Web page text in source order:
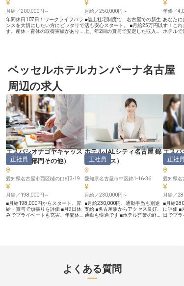
月給／200,000円～
年間休日107日！ワークライフバラ
ンスを大切にしたい方にピッタリで
す。産休・育休の取得実績があり、
ンをご用意しました。「ベッセルイ
ン栄駅前」は、地下鉄東山線・栄駅
ホテルで、総225客室を備えていま
す。 ※この求人は2025年8月18日時
点の情報です
月給／250,000円～
■借上社宅制度で、名古屋での新生
活も安心スタート。 ■月給25万円以
上、年2回の賞与で安定した収入。
とりの心に残る滞在を演出するた
め、私たちは日々、真心を込めたお
ることが私たちの喜びです。 フロ
ント業務はもちろん、売上管理や予
約調整、旅行会社へのセールス業務
を通じて、お客様との出会いを大切
にし、最高のサービスを届けましょ
う。 あなたの細やかな気配りが、
お客様の笑顔に繋がります。 ーー
【成長を支える環境と、未来を描く
キャリアパス】 当ホテルでは、従
業員一人ひとりが安心して長く働け
る環境を整えています。 借上社宅
制度をはじめ、社会保険完備、従業
員割引制度など、充実した福利厚生
であなたの生活をサポート。 ま
た、資格取得奨励制度を活用し、語
学力や自己啓発など、ホスピタリテ
ィ産業に関連するスキルアップを積
極的に応援します。 経験を活か
し、副支配人・マネージャー候補と
して、チームを牽引し、キャリアア
ップを目指せる場所です。
年俸／
あなたに
す！これ
ホテルで
大浴場も
空港や
点の情報
ベッセルホテルカンパーナ名古屋
周辺の求人
エスパシオナゴヤキャッス
ル（調理部門その他）
正社員
愛知県名古屋市西区樋の口町3-19
月給／198,000円～
■月給198,000円からスタート、昇
給・賞与で頑張りを評価 ■月9日休
みでプライベートも充実、年間休日
て作り出す一つ一つのスイーツは、
お客様の特別な時間をより一層輝か
ホテルJALシティ名古屋 錦
（セールス ）
正社員
愛知県名古屋市中区錦1-16-36
月給／230,000円～
■月給230,000円、通勤手当も別途
支給 ■名古屋駅からアクセス良好、
通勤も快適です ■ホテル営業の経験
を伝え、お客様の期待を超えるおも
てなしを追求します。名古屋の地
で、お客様の心に残る体験を創造す
エスパ
ル（フ
正社員
愛知県名
月給／
■月給
に評価 ■
日でプラ
よくある質問